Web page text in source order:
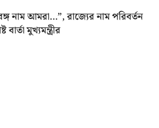
নাম আমরা…”, রাজ্যের নাম পরিবর্তন
বার্তা মুখ্যমন্ত্রীর